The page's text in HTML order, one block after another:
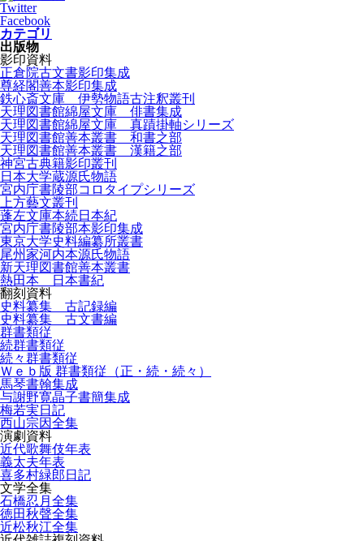
Twitter
Facebook
カテゴリ
出版物
影印資料
正倉院古文書影印集成
尊経閣善本影印集成
鉄心斎文庫 伊勢物語古注釈叢刊
天理図書館綿屋文庫 俳書集成
天理図書館綿屋文庫 真蹟掛軸シリーズ
天理図書館善本叢書 和書之部
天理図書館善本叢書 漢籍之部
神宮古典籍影印叢刊
日本大学蔵源氏物語
宮内庁書陵部コロタイプシリーズ
上方藝文叢刊
蓬左文庫本続日本紀
宮内庁書陵部本影印集成
東京大学史料編纂所叢書
尾州家河内本源氏物語
新天理図書館善本叢書
熱田本 日本書紀
翻刻資料
史料纂集 古記録編
史料纂集 古文書編
群書類従
続群書類従
続々群書類従
Ｗｅｂ版 群書類従（正・続・続々）
馬琴書翰集成
与謝野寛晶子書簡集成
梅若実日記
西山宗因全集
演劇資料
近代歌舞伎年表
義太夫年表
喜多村緑郎日記
文学全集
石橋忍月全集
徳田秋聲全集
近松秋江全集